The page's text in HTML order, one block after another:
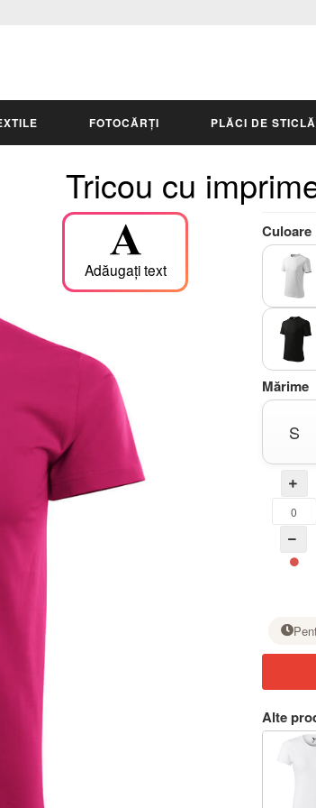
FOTOCĂRȚI PLĂCI DE STICLĂ
Tricou cu
Adăugați text
Culoare
Mărime
S
Alte